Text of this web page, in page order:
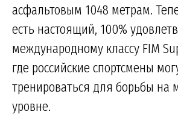
асфальтовым 1048 метрам.
есть настоящий, 100%
международному классу FIM
где российские спортсмены
тренироваться для борьбы на
уровне.